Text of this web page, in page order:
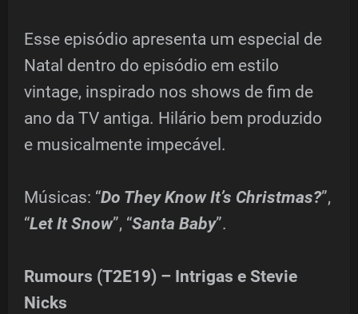
Esse episódio apresenta um especial de
Natal dentro do episódio em estilo
vintage, inspirado nos shows de fim de
ano da TV antiga. Hilário bem produzido
e musicalmente impecável.
Músicas: “Do They Know It’s Christmas?”,
“Let It Snow”, “Santa Baby”.
Rumours (T2E19) – Intrigas e Stevie
Nicks